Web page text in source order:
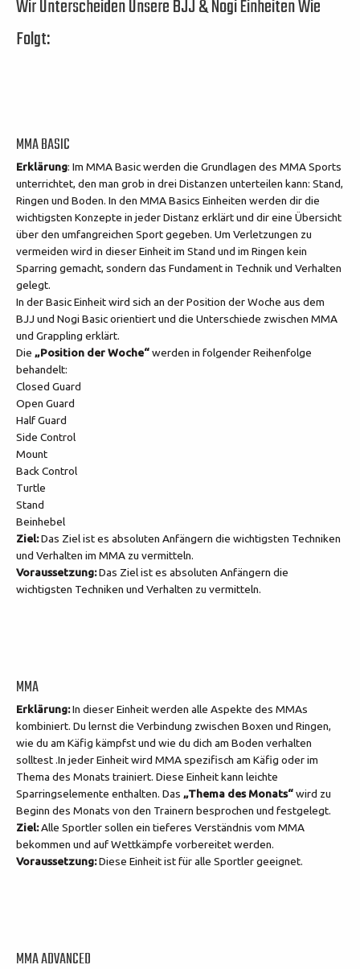
Wir Unterscheiden Unsere BJJ & Nogi Einheiten Wie
Folgt:
MMA BASIC
Erklärung: Im MMA Basic werden die Grundlagen des MMA Sports
unterrichtet, den man grob in drei Distanzen unterteilen kann: Stand,
Ringen und Boden. In den MMA Basics Einheiten werden dir die
wichtigsten Konzepte in jeder Distanz erklärt und dir eine Übersicht
über den umfangreichen Sport gegeben. Um Verletzungen zu
vermeiden wird in dieser Einheit im Stand und im Ringen kein
Sparring gemacht, sondern das Fundament in Technik und Verhalten
gelegt.
In der Basic Einheit wird sich an der Position der Woche aus dem
BJJ und Nogi Basic orientiert und die Unterschiede zwischen MMA
und Grappling erklärt.
Die „Position der Woche“werden in folgender Reihenfolge
behandelt:
Closed Guard
Open Guard
Half Guard
Side Control
Mount
Back Control
Turtle
Stand
Beinhebel
Ziel:Das Ziel ist es absoluten Anfängern die wichtigsten Techniken
und Verhalten im MMA zu vermitteln.
Voraussetzung:Das Ziel ist es absoluten Anfängern die
wichtigsten Techniken und Verhalten zu vermitteln.
MMA
Erklärung:In dieser Einheit werden alle Aspekte des MMAs
kombiniert. Du lernst die Verbindung zwischen Boxen und Ringen,
wie du am Käfig kämpfst und wie du dich am Boden verhalten
solltest .In jeder Einheit wird MMA spezifisch am Käfig oder im
Thema des Monats trainiert. Diese Einheit kann leichte
Sparringselemente enthalten. Das „Thema des Monats“wird zu
Beginn des Monats von den Trainern besprochen und festgelegt.
Ziel:Alle Sportler sollen ein tieferes Verständnis vom MMA
bekommen und auf Wettkämpfe vorbereitet werden.
Voraussetzung:Diese Einheit ist für alle Sportler geeignet.
MMA ADVANCED